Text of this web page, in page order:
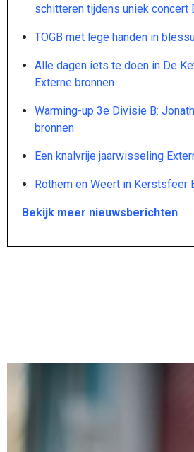
schitteren tijdens uniek concert
TOGB met lege handen in
Alle dagen iets te doen in De
Externe bronnen
Warming-up 3e Divisie B:
bronnen
Een knalvrije jaarwisseling
Rothem en Weert in Kerstsfeer
Bekijk meer nieuwsberichten